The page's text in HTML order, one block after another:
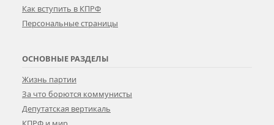
Как вступить в КПРФ
Персональные страницы
ОСНОВНЫЕ РАЗДЕЛЫ
Жизнь партии
За что борются коммунисты
Депутатская вертикаль